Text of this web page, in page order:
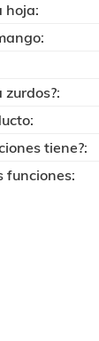
hoja:
zurdos?:
tiene?:
funciones: